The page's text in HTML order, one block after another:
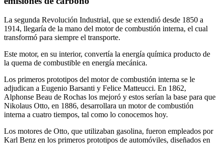
La segunda Revolución Industrial, que se extendió desde 1850 a
1914, llegaría de la mano del motor de combustión interna, el cual
transformó para siempre el transporte.
Este motor, en su interior, convertía la energía química producto de
la quema de combustible en energía mecánica.
Los primeros prototipos del motor de combustión interna se le
adjudican a Eugenio Barsanti y Felice Matteucci. En 1862,
Alphonse Beau de Rochas los mejoró y estos serían la base para que
Nikolaus Otto, en 1886, desarrollara un motor de combustión
interna a cuatro tiempos, tal como lo conocemos hoy.
Los motores de Otto, que utilizaban gasolina, fueron empleados por
Karl Benz en los primeros prototipos de automóviles, diseñados en